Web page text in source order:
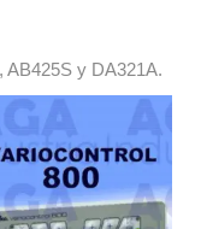
AB425S y DA321A.